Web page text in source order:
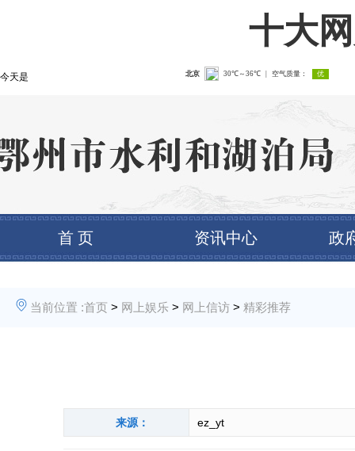
十大
今天是
首 页 资讯中心 政
当前位置 :首页 > 网上娱乐 > 网上信访 > 精彩推荐
来源： ez_yt